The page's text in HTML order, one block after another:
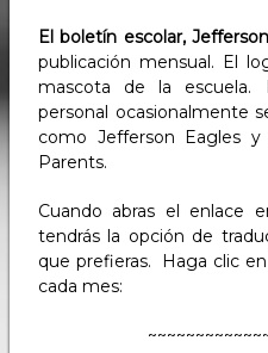
El boletín escolar,
publicación mensual. El
mascota de la
personal ocasionalmente
como Jefferson Eagles
Parents.
Cuando abras el enlace
tendrás la opción de
que prefieras. Haga clic
cada mes: